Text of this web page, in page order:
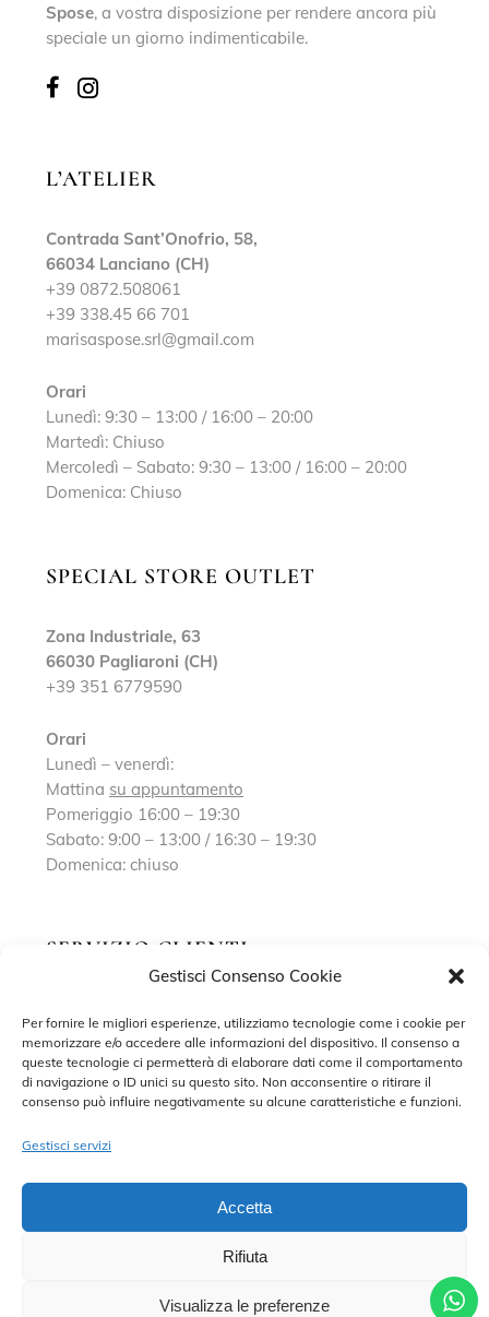
Gestisci Consenso Cookie
Per fornire le migliori esperienze, utilizziamo tecnologie come i cookie per
memorizzare e/o accedere alle informazioni del dispositivo. Il consenso a
queste tecnologie ci permetterà di elaborare dati come il comportamento
di navigazione o ID unici su questo sito. Non acconsentire o ritirare il
consenso può influire negativamente su alcune caratteristiche e funzioni.
Gestisci servizi
Accetta
Rifiuta
Visualizza le preferenze
Spose, a vostra disposizione per rendere ancora più
speciale un giorno indimenticabile.
L’ATELIER
Contrada Sant’Onofrio, 58,
66034 Lanciano (CH)
+39 0872.508061
+39 338.45 66 701
marisaspose.srl@gmail.com
Orari
Lunedì: 9:30 – 13:00 / 16:00 – 20:00
Martedì: Chiuso
Mercoledì – Sabato: 9:30 – 13:00 / 16:00 – 20:00
Domenica: Chiuso
SPECIAL STORE OUTLET
Zona Industriale, 63
66030 Pagliaroni (CH)
+39 351 6779590
Orari
Lunedì – venerdì:
Mattina su appuntamento
Pomeriggio 16:00 – 19:30
Sabato: 9:00 – 13:00 / 16:30 – 19:30
Domenica: chiuso
SERVIZIO CLIENTI
Contatti
Privacy Policy
CONTRADA SANT’ONOFRIO, 58, 66034 LANCIANO (CH) P. IVA
02227590698 – DEVELOPED BY ADRIANO DI MATTEO